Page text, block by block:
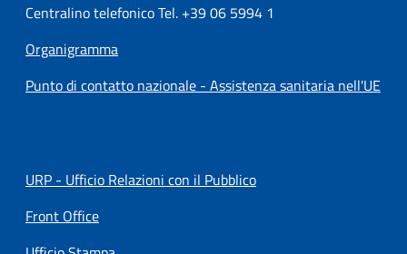
Centralino telefonico Tel. +39 06 5994 1
Organigramma
Punto di contatto nazionale - Assistenza sanitaria nell'UE
URP - Ufficio Relazioni con il Pubblico
Front Office